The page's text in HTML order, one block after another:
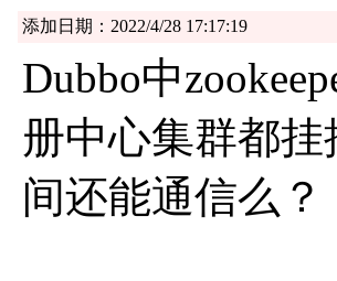
添加日期：2022/4/28 17:17:19
Dubbo中
册中心集群都
间还能通信么？